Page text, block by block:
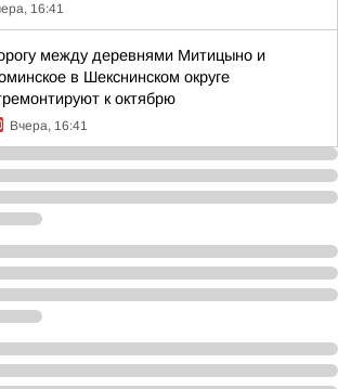
16:41
между деревнями Митицыно и
в Шекснинском округе
к октябрю
Вчера, 16:41